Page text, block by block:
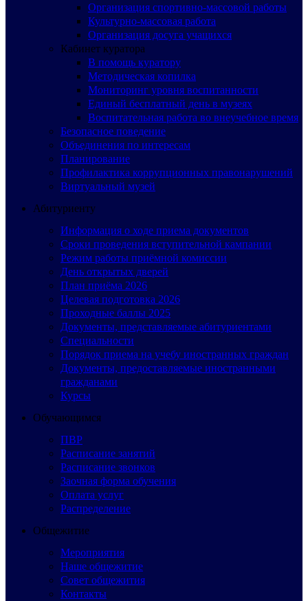
Организация спортивно-массовой работы
Культурно-массовая работа
Организация досуга учащихся
Кабинет куратора
В помощь куратору
Методическая копилка
Мониторинг уровня воспитанности
Единый бесплатный день в музеях
Воспитательная работа во внеучебное время
Безопасное поведение
Объединения по интересам
Планирование
Профилактика коррупционных правонарушений
Виртуальный музей
Абитуриенту
Информация о ходе приема документов
Сроки проведения вступительной кампании
Режим работы приёмной комиссии
День открытых дверей
План приёма 2026
Целевая подготовка 2026
Проходные баллы 2025
Документы, представляемые абитуриентами
Специальности
Порядок приема на учебу иностранных граждан
Документы, предоставляемые иностранными
гражданами
Курсы
Обучающимся
ПВР
Расписание занятий
Расписание звонков
Заочная форма обучения
Оплата услуг
Распределение
Общежитие
Мероприятия
Наше общежитие
Совет общежития
Контакты